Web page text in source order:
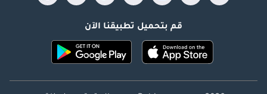
قم بتحميل تطبيقنا الآن